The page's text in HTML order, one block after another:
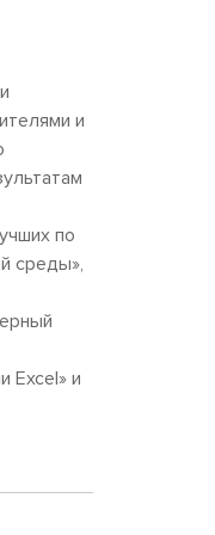
и
по
среды»,
Excel» и